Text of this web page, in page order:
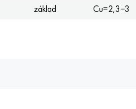
základ Cu=2,3−3